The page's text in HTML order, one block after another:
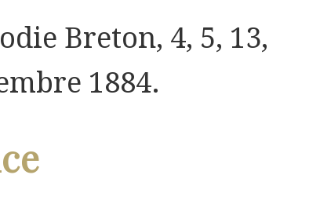
Breton, 4, 5, 13,
1884.